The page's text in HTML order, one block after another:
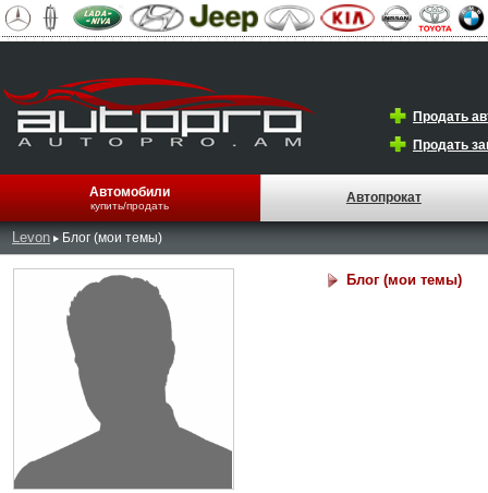
Продать
Продать
Автомобили
купить/продать
Автопрокат
Levon Блог (мои темы)
Блог (мои темы)